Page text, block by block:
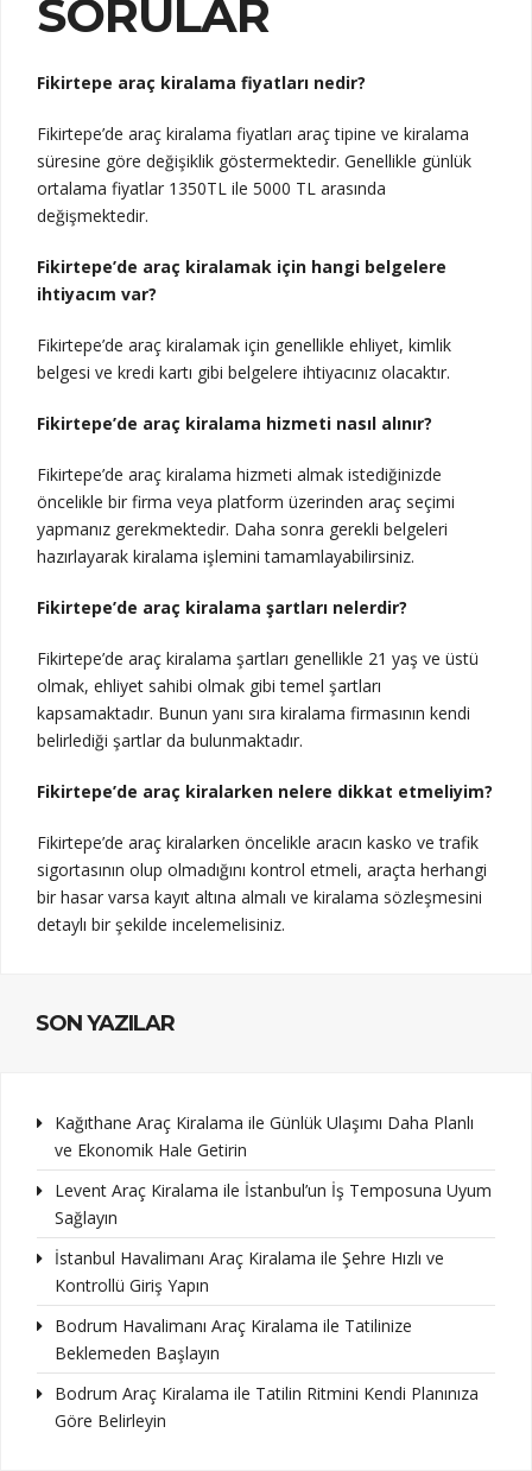
SORULAR
Fikirtepe araç kiralama fiyatları nedir?
Fikirtepe’de araç kiralama fiyatları araç tipine ve kiralama
süresine göre değişiklik göstermektedir. Genellikle günlük
ortalama fiyatlar 1350TL ile 5000 TL arasında
değişmektedir.
Fikirtepe’de araç kiralamak için hangi belgelere
ihtiyacım var?
Fikirtepe’de araç kiralamak için genellikle ehliyet, kimlik
belgesi ve kredi kartı gibi belgelere ihtiyacınız olacaktır.
Fikirtepe’de araç kiralama hizmeti nasıl alınır?
Fikirtepe’de araç kiralama hizmeti almak istediğinizde
öncelikle bir firma veya platform üzerinden araç seçimi
yapmanız gerekmektedir. Daha sonra gerekli belgeleri
hazırlayarak kiralama işlemini tamamlayabilirsiniz.
Fikirtepe’de araç kiralama şartları nelerdir?
Fikirtepe’de araç kiralama şartları genellikle 21 yaş ve üstü
olmak, ehliyet sahibi olmak gibi temel şartları
kapsamaktadır. Bunun yanı sıra kiralama firmasının kendi
belirlediği şartlar da bulunmaktadır.
Fikirtepe’de araç kiralarken nelere dikkat etmeliyim?
Fikirtepe’de araç kiralarken öncelikle aracın kasko ve trafik
sigortasının olup olmadığını kontrol etmeli, araçta herhangi
bir hasar varsa kayıt altına almalı ve kiralama sözleşmesini
detaylı bir şekilde incelemelisiniz.
SON YAZILAR
Kağıthane Araç Kiralama ile Günlük Ulaşımı Daha Planlı
ve Ekonomik Hale Getirin
Levent Araç Kiralama ile İstanbul’un İş Temposuna Uyum
Sağlayın
İstanbul Havalimanı Araç Kiralama ile Şehre Hızlı ve
Kontrollü Giriş Yapın
Bodrum Havalimanı Araç Kiralama ile Tatilinize
Beklemeden Başlayın
Bodrum Araç Kiralama ile Tatilin Ritmini Kendi Planınıza
Göre Belirleyin